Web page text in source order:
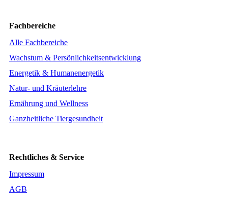
Fachbereiche
Alle Fachbereiche
Wachstum & Persönlichkeitsentwicklung
Energetik & Humanenergetik
Natur- und Kräuterlehre
Ernährung und Wellness
Ganzheitliche Tiergesundheit
Rechtliches & Service
Impressum
AGB